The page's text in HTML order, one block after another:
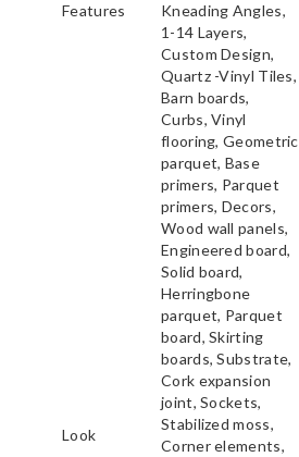
Features
Kneading Angles,
1-14 Layers,
Custom Design,
Look
Quartz -Vinyl Tiles,
Barn boards,
Curbs, Vinyl
flooring, Geometric
parquet, Base
primers, Parquet
primers, Decors,
Wood wall panels,
Engineered board,
Solid board,
Herringbone
parquet, Parquet
board, Skirting
boards, Substrate,
Cork expansion
joint, Sockets,
Stabilized moss,
Corner elements,